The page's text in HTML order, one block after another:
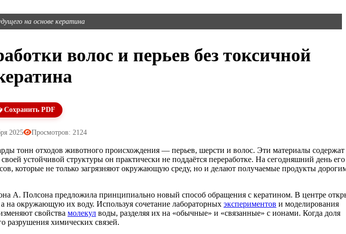
на основе кератина
волос и перьев без токсичной
Сохранить PDF
2025 Просмотров: 2124
тонн отходов животного происхождения — перьев, шерсти и волос. Эти материалы содержат
устойчивой структуры он практически не поддаётся переработке. На сегодняшний день его
которые не только загрязняют окружающую среду, но и делают получаемые продукты
А. Полсона предложила принципиально новый способ обращения с кератином. В центре
на окружающую их воду. Используя сочетание лабораторных экспериментов и моделирования
свойства молекул воды, разделяя их на «обычные» и «связанные» с ионами. Когда доля
разрушения химических связей.